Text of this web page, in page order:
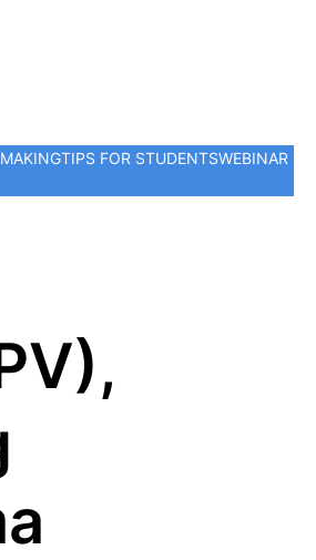
TIPS FOR STUDENTSWEBINAR